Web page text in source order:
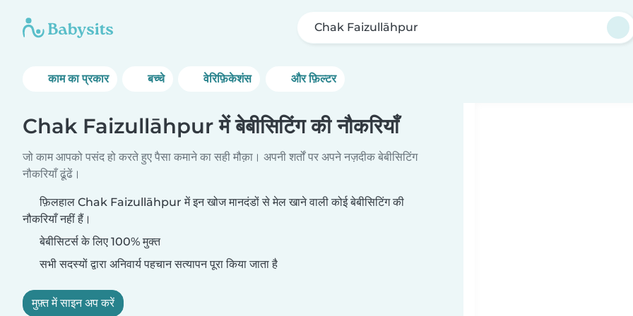
Chak Faizullāhpur
काम का प्रकार बच्चे वेरिफ़िकेशंस और फ़िल्टर
Chak Faizullāhpur में बेबीसिटिंग की नौकरियाँ
जो काम आपको पसंद हो करते हुए पैसा कमाने का सही मौक़ा। अपनी शर्तों पर अपने नज़दीक बेबीसिटिंग
नौकरियाँ ढूंढें।
फ़िलहाल Chak Faizullāhpur में इन खोज मानदंडों से मेल खाने वाली कोई बेबीसिटिंग की
नौकरियाँ नहीं हैं।
बेबीसिटर्स के लिए 100% मुक्त
सभी सदस्यों द्वारा अनिवार्य पहचान सत्यापन पूरा किया जाता है
मुफ़्त में साइन अप करें